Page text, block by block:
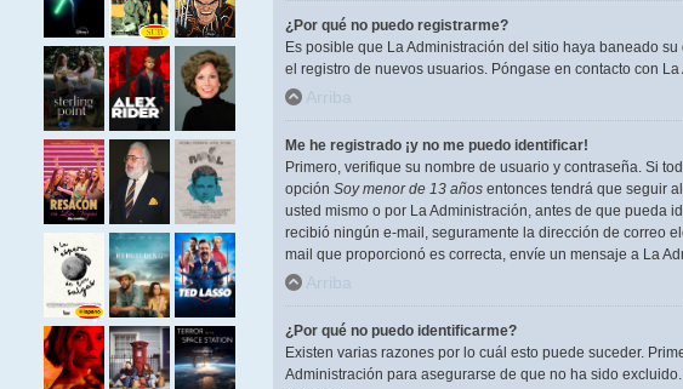
¿Por qué no puedo registrarme?
Es posible que La Administración del sitio haya baneado
el registro de nuevos usuarios. Póngase en contacto con
Arriba
Me he registrado ¡y no me puedo identificar!
Primero, verifique su nombre de usuario y contraseña. Si
opción Soy menor de 13 añosentonces tendrá que seguir
usted mismo o por La Administración, antes de que pueda
recibió ningún e-mail, seguramente la dirección de correo
mail que proporcionó es correcta, envíe un mensaje a La
Arriba
¿Por qué no puedo identificarme?
Existen varias razones por lo cuál esto puede suceder.
Administración para asegurarse de que no ha sido